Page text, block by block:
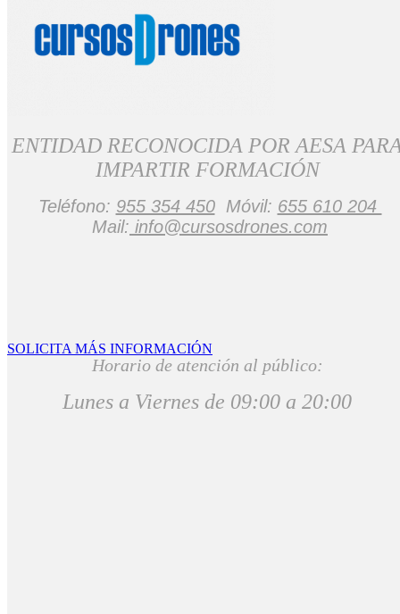
ENTIDAD RECONOCIDA POR AESA
IMPARTIR FORMACIÓN
Teléfono: 955 354 450Móvil: 655 610 204
Mail: info@cursosdrones.com
Horario de atención al público:
Lunes a Viernes de 09:00 a 20:00
SOLICITA MÁS INFORMACIÓN